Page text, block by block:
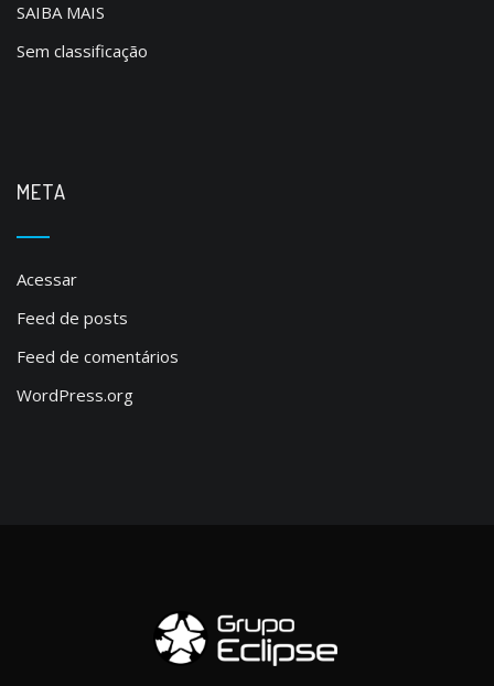
SAIBA MAIS
Sem classificação
META
Acessar
Feed de posts
Feed de comentários
WordPress.org